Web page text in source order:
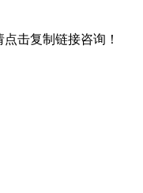
击复制链接咨询！